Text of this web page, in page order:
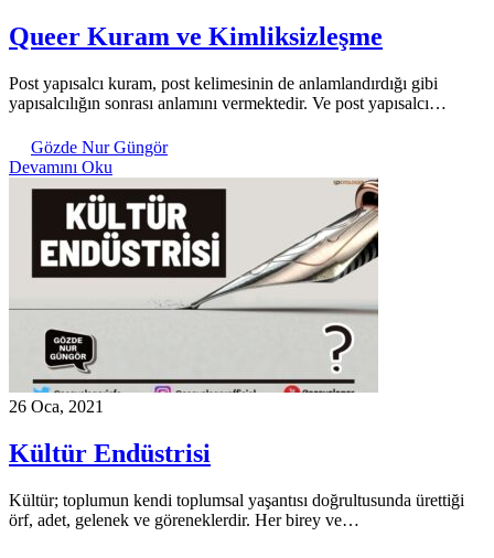
Queer Kuram ve Kimliksizleşme
Post yapısalcı kuram, post kelimesinin de anlamlandırdığı gibi
yapısalcılığın sonrası anlamını vermektedir. Ve post yapısalcı…
Gözde Nur Güngör
Devamını Oku
26 Oca, 2021
Kültür Endüstrisi
Kültür; toplumun kendi toplumsal yaşantısı doğrultusunda ürettiği
örf, adet, gelenek ve göreneklerdir. Her birey ve…